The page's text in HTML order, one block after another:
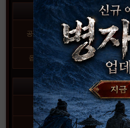
능
공격력
-
(작은 / 큰 몬스터)
옵션
기
무게 40
교환 -